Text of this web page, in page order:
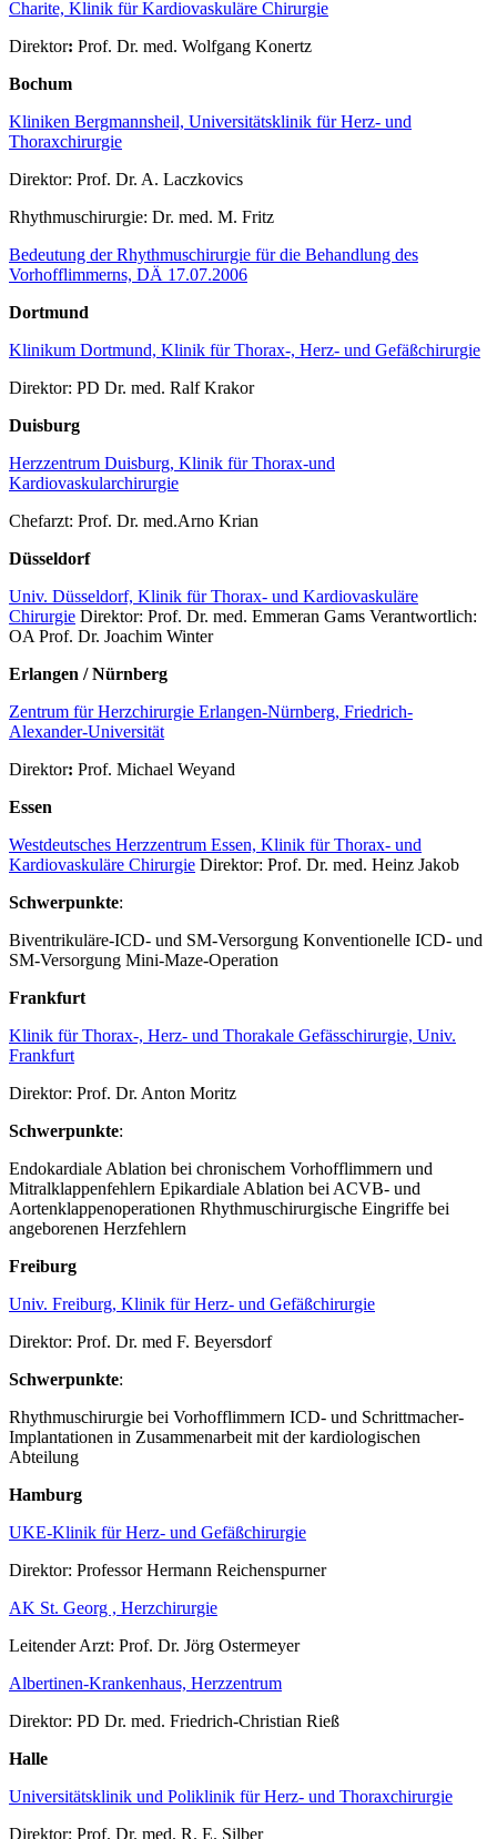
Charite, Klinik für Kardiovaskuläre Chirurgie
Direktor: Prof. Dr. med. Wolfgang Konertz
Bochum
Kliniken Bergmannsheil, Universitätsklinik für Herz- und
Thoraxchirurgie
Direktor: Prof. Dr. A. Laczkovics
Rhythmuschirurgie: Dr. med. M. Fritz
Bedeutung der Rhythmuschirurgie für die Behandlung des
Vorhofflimmerns, DÄ 17.07.2006
Dortmund
Klinikum Dortmund, Klinik für Thorax-, Herz- und Gefäßchirurgie
Direktor: PD Dr. med. Ralf Krakor
Duisburg
Herzzentrum Duisburg, Klinik für Thorax-und
Kardiovaskularchirurgie
Chefarzt: Prof. Dr. med.Arno Krian
Düsseldorf
Univ. Düsseldorf, Klinik für Thorax- und Kardiovaskuläre
Chirurgie Direktor: Prof. Dr. med. Emmeran Gams Verantwortlich:
OA Prof. Dr. Joachim Winter
Erlangen / Nürnberg
Zentrum für Herzchirurgie Erlangen-Nürnberg, Friedrich-
Alexander-Universität
Direktor: Prof. Michael Weyand
Essen
Westdeutsches Herzzentrum Essen, Klinik für Thorax- und
Kardiovaskuläre Chirurgie Direktor: Prof. Dr. med. Heinz Jakob
Schwerpunkte:
Biventrikuläre-ICD- und SM-Versorgung Konventionelle ICD- und
SM-Versorgung Mini-Maze-Operation
Frankfurt
Klinik für Thorax-, Herz- und Thorakale Gefässchirurgie, Univ.
Frankfurt
Direktor: Prof. Dr. Anton Moritz
Schwerpunkte:
Endokardiale Ablation bei chronischem Vorhofflimmern und
Mitralklappenfehlern Epikardiale Ablation bei ACVB- und
Aortenklappenoperationen Rhythmuschirurgische Eingriffe bei
angeborenen Herzfehlern
Freiburg
Univ. Freiburg, Klinik für Herz- und Gefäßchirurgie
Direktor: Prof. Dr. med F. Beyersdorf
Schwerpunkte:
Rhythmuschirurgie bei Vorhofflimmern ICD- und Schrittmacher-
Implantationen in Zusammenarbeit mit der kardiologischen
Abteilung
Hamburg
UKE-Klinik für Herz- und Gefäßchirurgie
Direktor: Professor Hermann Reichenspurner
AK St. Georg , Herzchirurgie
Leitender Arzt: Prof. Dr. Jörg Ostermeyer
Albertinen-Krankenhaus, Herzzentrum
Direktor: PD Dr. med. Friedrich-Christian Rieß
Halle
Universitätsklinik und Poliklinik für Herz- und Thoraxchirurgie
Direktor: Prof. Dr. med. R. E. Silber